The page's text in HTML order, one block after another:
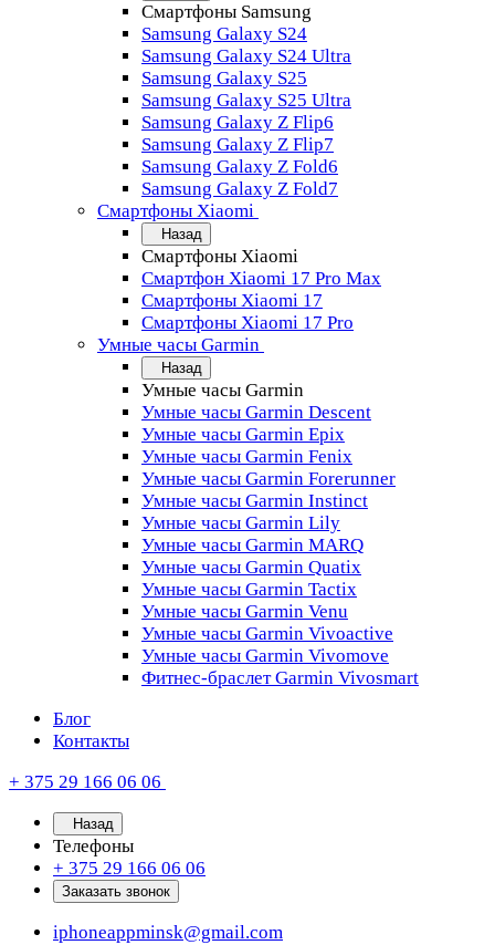
Смартфоны Samsung
Samsung Galaxy S24
Samsung Galaxy S24 Ultra
Samsung Galaxy S25
Samsung Galaxy S25 Ultra
Samsung Galaxy Z Flip6
Samsung Galaxy Z Flip7
Samsung Galaxy Z Fold6
Samsung Galaxy Z Fold7
Смартфоны Xiaomi
Назад
Смартфоны Xiaomi
Смартфон Xiaomi 17 Pro Max
Смартфоны Xiaomi 17
Смартфоны Xiaomi 17 Pro
Умные часы Garmin
Назад
Умные часы Garmin
Умные часы Garmin Descent
Умные часы Garmin Epix
Умные часы Garmin Fenix
Умные часы Garmin Forerunner
Умные часы Garmin Instinct
Умные часы Garmin Lily
Умные часы Garmin MARQ
Умные часы Garmin Quatix
Умные часы Garmin Tactix
Умные часы Garmin Venu
Умные часы Garmin Vivoactive
Умные часы Garmin Vivomove
Фитнес-браслет Garmin Vivosmart
Блог
Контакты
+ 375 29 166 06 06
Назад
Телефоны
+ 375 29 166 06 06
Заказать звонок
iphoneappminsk@gmail.com